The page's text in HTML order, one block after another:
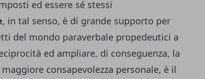
ed essere sé stessi
, in tal senso, è di grande supporto per
del mondo paraverbale propedeutici a
ed ampliare, di conseguenza, la
consapevolezza personale, è il